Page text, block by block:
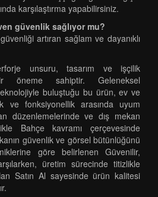
karşılaştırma yapabilirsiniz.
güvenlik sağlıyor mu?
artıran sağlam ve dayanıklı
unsuru, tasarım ve işçilik
öneme sahiptir. Geleneksel
buluştuğu bu ürün, ev ve
ve fonksiyonellik arasında uyum
düzenlemelerinde ve dış mekan
Bahçe kavramı çerçevesinde
güvenlik ve görsel bütünlüğünü
göre belirlenen Güvenilir,
üretim sürecinde titizlikle
Satın Al sayesinde ürün kalitesi